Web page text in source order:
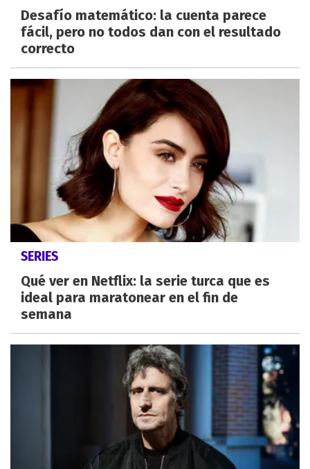
Desafío matemático: la cuenta parece
fácil, pero no todos dan con el resultado
correcto
SERIES
Qué ver en Netflix: la serie turca que es
ideal para maratonear en el fin de
semana